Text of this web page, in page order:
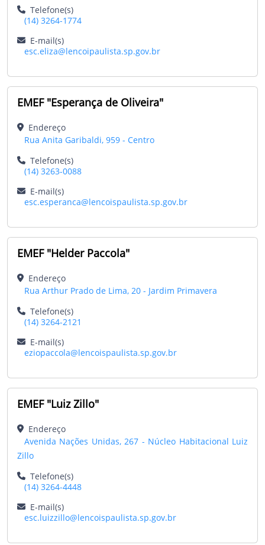
Telefone(s)
(14) 3264-1774
E-mail(s)
esc.eliza@lencoipaulista.sp.gov.br
EMEF "Esperança de Oliveira"
Endereço
Rua Anita Garibaldi, 959 - Centro
Telefone(s)
(14) 3263-0088
E-mail(s)
esc.esperanca@lencoispaulista.sp.gov.br
EMEF "Helder Paccola"
Endereço
Rua Arthur Prado de Lima, 20 - Jardim Primavera
Telefone(s)
(14) 3264-2121
E-mail(s)
eziopaccola@lencoispaulista.sp.gov.br
EMEF "Luiz Zillo"
Endereço
Avenida Nações Unidas, 267 - Núcleo Habitacional Luiz
Zillo
Telefone(s)
(14) 3264-4448
E-mail(s)
esc.luizzillo@lencoispaulista.sp.gov.br